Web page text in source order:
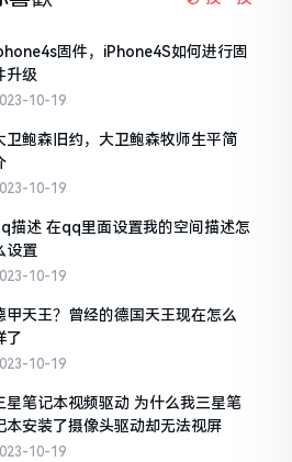
固件，iPhone4S如何进行固
升级
10-19
卫鲍森旧约，大卫鲍森牧师生平简
10-19
描述 在qq里面设置我的空间描述怎
设置
10-19
甲天王？曾经的德国天王现在怎么
了
10-19
星笔记本视频驱动 为什么我三星笔
本安装了摄像头驱动却无法视屏
10-19